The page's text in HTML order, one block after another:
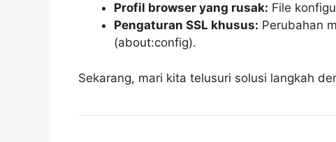
Profil browser yang rusak: File
Pengaturan SSL khusus: Perubahan
(about:config).
Sekarang, mari kita telusuri solusi langkah